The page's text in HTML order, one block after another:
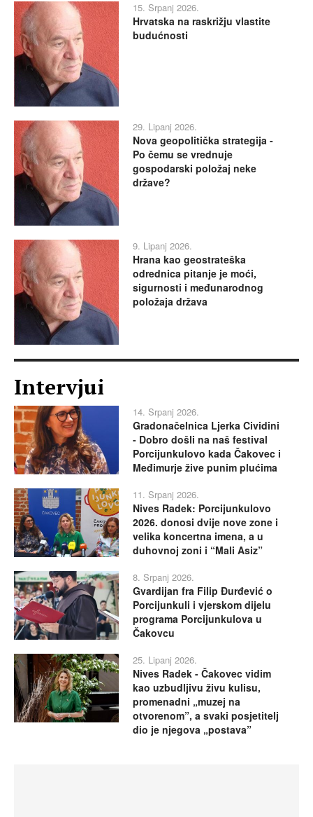
15. Srpanj 2026.
Hrvatska na raskrižju vlastite
budućnosti
29. Lipanj 2026.
Nova geopolitička strategija -
Po čemu se vrednuje
gospodarski položaj neke
države?
9. Lipanj 2026.
Hrana kao geostrateška
odrednica pitanje je moći,
sigurnosti i međunarodnog
položaja država
Intervjui
14. Srpanj 2026.
Gradonačelnica Ljerka Cividini
- Dobro došli na naš festival
Porcijunkulovo kada Čakovec i
Međimurje žive punim plućima
11. Srpanj 2026.
Nives Radek: Porcijunkulovo
2026. donosi dvije nove zone i
velika koncertna imena, a u
duhovnoj zoni i “Mali Asiz”
8. Srpanj 2026.
Gvardijan fra Filip Đurđević o
Porcijunkuli i vjerskom dijelu
programa Porcijunkulova u
Čakovcu
25. Lipanj 2026.
Nives Radek - Čakovec vidim
kao uzbudljivu živu kulisu,
promenadni „muzej na
otvorenom”, a svaki posjetitelj
dio je njegova „postava”